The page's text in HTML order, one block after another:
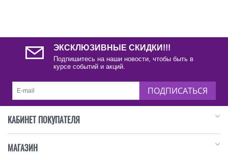
ЭКСКЛЮЗИВНЫЕ СКИДКИ!!!
Подпишитесь на наши новости, чтобы быть в
курсе событий и акций.
ПОДПИСАТЬСЯ
КАБИНЕТ ПОКУПАТЕЛЯ
МАГАЗИН